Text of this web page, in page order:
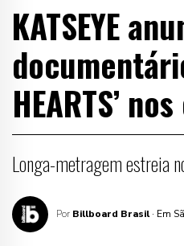
KATSEYE
HEARTS’
Longa-metragem estreia
Por Billboard Brasil · Em